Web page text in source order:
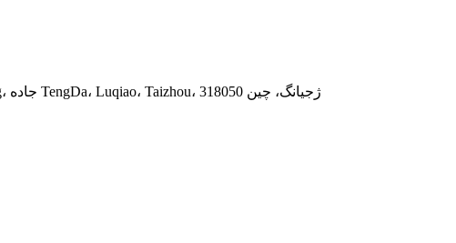
طبقه 20، دفتر A، ساختمان GangTai YiDing، جاده TengDa، Luqiao، Taizhou، ژجیانگ، چین 318050